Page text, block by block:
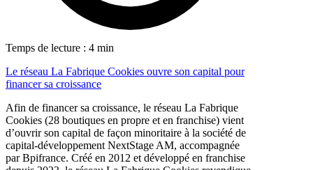
Temps de lecture : 4 min
Le réseau La Fabrique Cookies ouvre son capital pour
financer sa croissance
Afin de financer sa croissance, le réseau La Fabrique
Cookies (28 boutiques en propre et en franchise) vient
d’ouvrir son capital de façon minoritaire à la société de
capital-développement NextStage AM, accompagnée
par Bpifrance. Créé en 2012 et développé en franchise